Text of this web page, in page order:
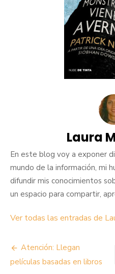
Laura
En este blog voy a exponer
mundo de la información, mi
difundir mis conocimientos
un espacio para compartir,
Ver todas las entradas de
Navegación
de
Atención: Llegan
películas basadas en libros